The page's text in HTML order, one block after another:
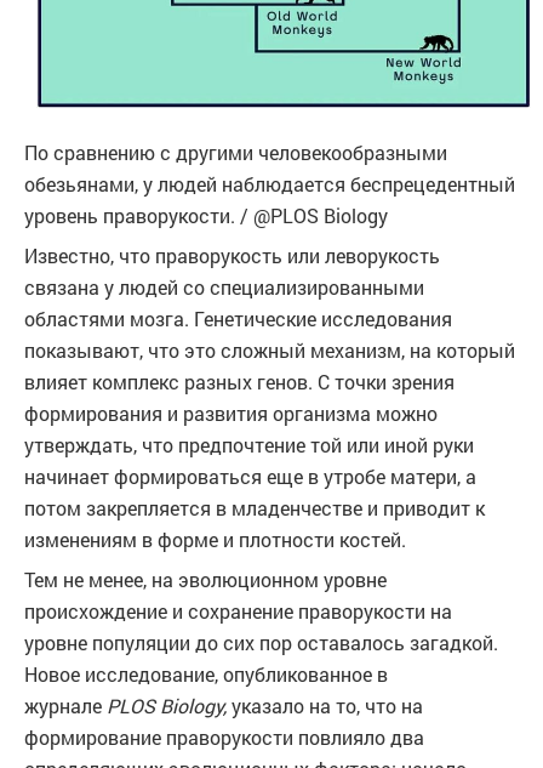
По сравнению с другими человекообразными
обезьянами, у людей наблюдается беспрецедентный
уровень праворукости. / @PLOS Biology
Известно, что праворукость или леворукость
связана у людей со специализированными
областями мозга. Генетические исследования
показывают, что это сложный механизм, на который
влияет комплекс разных генов. С точки зрения
формирования и развития организма можно
утверждать, что предпочтение той или иной руки
начинает формироваться еще в утробе матери, а
потом закрепляется в младенчестве и приводит к
изменениям в форме и плотности костей.
Тем не менее, на эволюционном уровне
происхождение и сохранение праворукости на
уровне популяции до сих пор оставалось загадкой.
Новое исследование, опубликованное в
журнале PLOS Biology,указало на то, что на
формирование праворукости повлияло два